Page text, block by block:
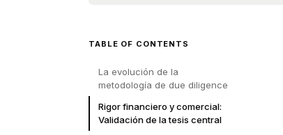
TABLE OF CONTENTS
La evolución de la
metodología de due diligence
Rigor financiero y comercial:
Validación de la tesis central